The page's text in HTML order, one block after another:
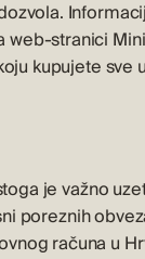
stranici
kupujete sve
je važno
poreznih
računa u